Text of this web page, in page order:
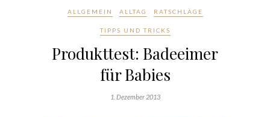
ALLGEMEIN ALLTAG RATSCHLÄGE
TIPPS UND TRICKS
Produkttest: Badeeimer
für Babies
1. Dezember 2013